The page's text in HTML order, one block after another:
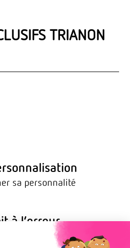
TRIANON
sa personnalité
rigoureusement
trois gammes de
possibles (évolution,
à l’erreur
seconde chance